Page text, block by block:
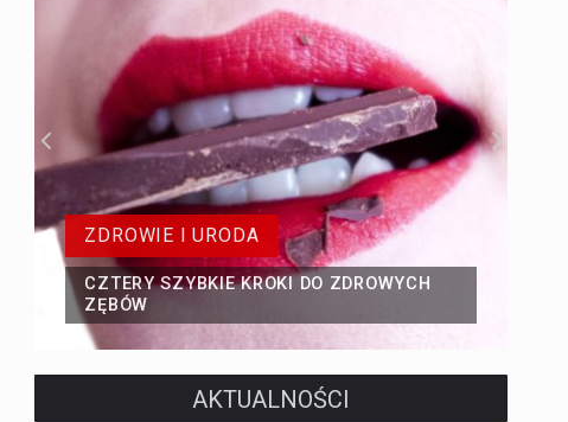
ROZWÓJ I KREATYWNOŚĆ
JAK MNIEJ MYŚLEĆ. DLA
ANALIZUJĄCYCH BEZ KOŃCA I WYSOKO
WRAŻLIWYCH
AKTUALNOŚCI